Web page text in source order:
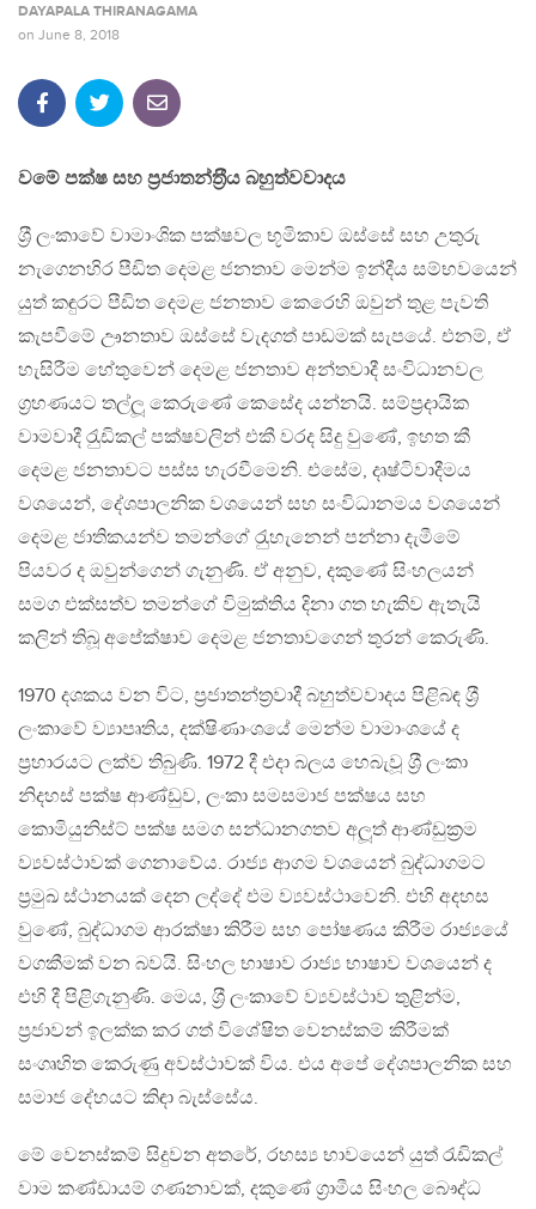
DAYAPALA THIRANAGAMA
on June 8, 2018
වමේ පක්ෂ සහ ප‍්‍රජාතන්ත‍්‍රීය බහුත්වවාදය
ශ‍්‍රී ලංකාවේ වාමාංශික පක්ෂවල භූමිකාව ඔස්සේ සහ උතුරු
නැගෙනහිර පීඩිත දෙමළ ජනතාව මෙන්ම ඉන්දීය සම්භවයෙන්
යුත් කඳුරට පීඩිත දෙමළ ජනතාව කෙරෙහි ඔවුන් තුළ පැවති
කැපවීමේ ඌනතාව ඔස්සේ වැදගත් පාඩමක් සැපයේ. එනම්, ඒ
හැසිරීම හේතුවෙන් දෙමළ ජනතාව අන්තවාදී සංවිධානවල
ග‍්‍රහණයට තල්ලූ කෙරුණේ කෙසේද යන්නයි. සම්ප‍්‍රදායික
වාමවාදී රැුඩිකල් පක්ෂවලින් එකී වරද සිදු වුණේ, ඉහත කී
දෙමළ ජනතාවට පස්ස හැරවීමෙනි. එසේම, දෘෂ්ටිවාදීමය
වශයෙන්, දේශපාලනික වශයෙන් සහ සංවිධානමය වශයෙන්
දෙමළ ජාතිකයන්ව තමන්ගේ රැුහැනෙන් පන්නා දැමීමේ
පියවර ද ඔවුන්ගෙන් ගැනුණි. ඒ අනුව, දකුණේ සිංහලයන්
සමග එක්සත්ව තමන්ගේ විමුක්තිය දිනා ගත හැකිව ඇතැයි
කලින් තිබූ අපේක්ෂාව දෙමළ ජනතාවගෙන් තුරන් කෙරුණි.
1970 දශකය වන විට, ප‍්‍රජාතන්ත‍්‍රවාදී බහුත්වවාදය පිළිබඳ ශ‍්‍රී
ලංකාවේ ව්‍යාපෘතිය, දක්ෂිණාංශයේ මෙන්ම වාමාංශයේ ද
ප‍්‍රහාරයට ලක්ව තිබුණි. 1972 දී එදා බලය හෙබැවූ ශ‍්‍රී ලංකා
නිදහස් පක්ෂ ආණ්ඩුව, ලංකා සමසමාජ පක්ෂය සහ
කොමියුනිස්ට් පක්ෂ සමග සන්ධානගතව අලූත් ආණ්ඩුක‍්‍රම
ව්‍යවස්ථාවක් ගෙනාවේය. රාජ්‍ය ආගම වශයෙන් බුද්ධාගමට
ප‍්‍රමුඛ ස්ථානයක් දෙන ලද්දේ එම ව්‍යවස්ථාවෙනි. එහි අදහස
වුණේ, බුද්ධාගම ආරක්ෂා කිරීම සහ පෝෂණය කිරීම රාජ්‍යයේ
වගකීමක් වන බවයි. සිංහල භාෂාව රාජ්‍ය භාෂාව වශයෙන් ද
එහි දී පිළිගැනුණි. මෙය, ශ‍්‍රී ලංකාවේ ව්‍යවස්ථාව තුළින්ම,
ප‍්‍රජාවන් ඉලක්ක කර ගත් විශේෂිත වෙනස්කම් කිරීමක්
සංගෘහිත කෙරුණු අවස්ථාවක් විය. එය අපේ දේශපාලනික සහ
සමාජ දේහයට කිඳා බැස්සේය.
මේ වෙනස්කම් සිදුවන අතරේ, රහස්‍ය භාවයෙන් යුත් රැඩිකල්
වාම කණ්ඩායම් ගණනාවක්, දකුණේ ග‍්‍රාමීය සිංහල බෞද්ධ